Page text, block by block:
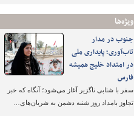
ویژه‌ها
جنوب در مدار
تاب‌آوری؛ پایداری ملی
در امتداد خلیج همیشه
فارس
سفر با شتابی ناگزیر آغاز می‌شود؛ آنگاه که خبر
تجاوز بامداد روز شنبه دشمن به شریان‌های…